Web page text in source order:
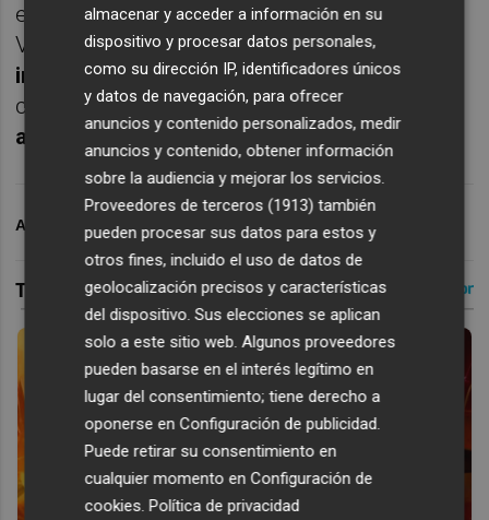
esperando a la vuelta de la esquina, el
Valencia Basket encara unaprueba
importantepara llegar a la próxima semana
con confianza y estabilidad.Última parada
antes del torneo del KO.
ARCHIVADO EN VALENCIA BASKET
almacenar y acceder a información en su
dispositivo y procesar datos personales,
como su dirección IP, identificadores únicos
y datos de navegación, para ofrecer
anuncios y contenido personalizados, medir
anuncios y contenido, obtener información
sobre la audiencia y mejorar los servicios.
Proveedores de terceros (1913) también
pueden procesar sus datos para estos y
otros fines, incluido el uso de datos de
geolocalización precisos y características
del dispositivo. Sus elecciones se aplican
solo a este sitio web. Algunos proveedores
pueden basarse en el interés legítimo en
lugar del consentimiento; tiene derecho a
oponerse enConfiguración de publicidad
Puede retirar su consentimiento en
cualquier momento enConfiguración de
cookies .Política de privacidad